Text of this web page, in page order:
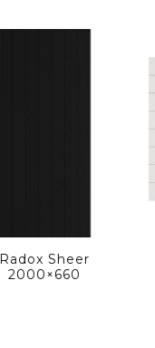
Radox Sheer
2000×660